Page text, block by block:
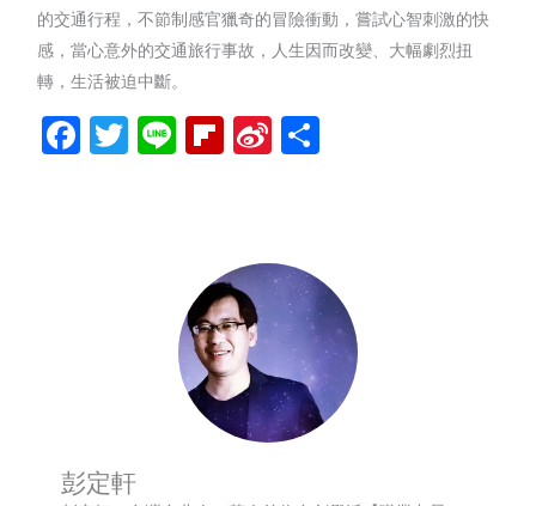
的交通行程，不節制感官獵奇的冒險衝動，嘗試心智刺激的快
感，當心意外的交通旅行事故，人生因而改變、大幅劇烈扭
轉，生活被迫中斷。
Facebook
Twitter
LineFlipboard
Sina
彭定軒